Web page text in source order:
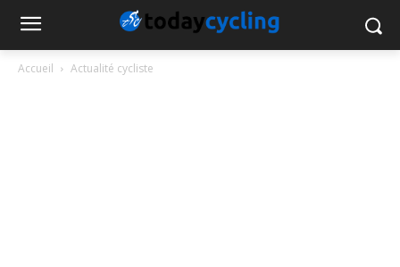
Accueil Actualité cycliste